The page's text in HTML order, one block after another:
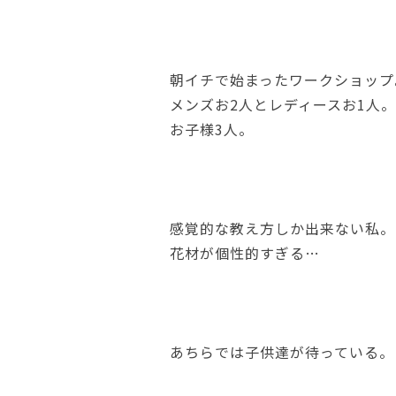
朝イチで始まったワークショッ
メンズお2人とレディースお1人。
お子様3人。
感覚的な教え方しか出来ない私。
花材が個性的すぎる…
あちらでは子供達が待っている。